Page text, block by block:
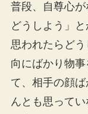
普段、自尊心
どうしよう」
思われたらど
向にばかり物
て、相手の顔
んとも思って